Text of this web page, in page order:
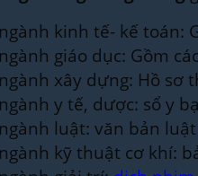
kinh tế- kế toán:
giáo dục: Gồm
xây dựng: Hồ
y tế, dược: sổ y
luật: văn bản
kỹ thuật cơ khí: